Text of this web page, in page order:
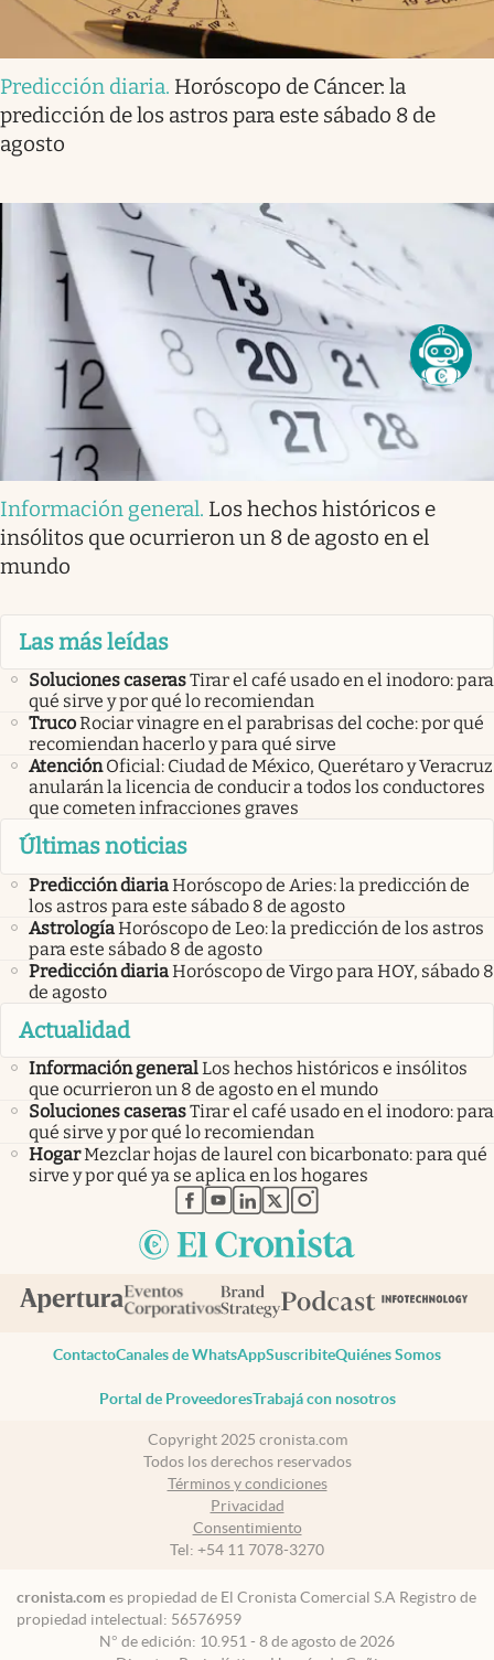
Predicción diaria. Horóscopo de Cáncer: la
predicción de los astros para este sábado 8 de
agosto
Información general. Los hechos históricos e
insólitos que ocurrieron un 8 de agosto en el
mundo
Las más leídas
Soluciones caserasTirar el café usado en el inodoro: para
qué sirve y por qué lo recomiendan
TrucoRociar vinagre en el parabrisas del coche: por qué
recomiendan hacerlo y para qué sirve
Atención Oficial: Ciudad de México, Querétaro y Veracruz
anularán la licencia de conducir a todos los conductores
que cometen infracciones graves
Últimas noticias
Predicción diariaHoróscopo de Aries: la predicción de
los astros para este sábado 8 de agosto
AstrologíaHoróscopo de Leo: la predicción de los astros
para este sábado 8 de agosto
Predicción diariaHoróscopo de Virgo para HOY, sábado 8
de agosto
Actualidad
Información generalLos hechos históricos e insólitos
que ocurrieron un 8 de agosto en el mundo
Soluciones caserasTirar el café usado en el inodoro: para
qué sirve y por qué lo recomiendan
HogarMezclar hojas de laurel con bicarbonato: para qué
sirve y por qué ya se aplica en los hogares
abre en nueva pestaña
abre en nueva pestaña
abre en nueva pestaña
abre en nueva pestaña
abre en nueva pestaña
ContactoCanales de WhatsAppSuscribiteQuiénes Somos
Portal de ProveedoresTrabajá con nosotros
Copyright 2025 cronista.com
Todos los derechos reservados
Términos y condiciones
Privacidad
Consentimiento
Tel: +54 11 7078-3270
cronista.com es propiedad de El Cronista Comercial S.A Registro de
propiedad intelectual: 56576959
N° de edición: 10.951 - 8 de agosto de 2026